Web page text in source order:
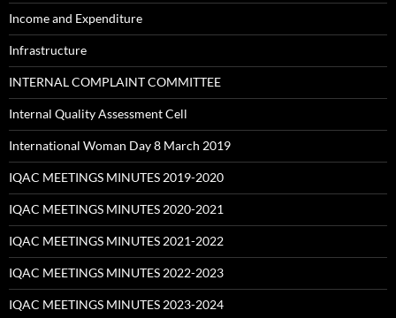
Income and Expenditure
Infrastructure
INTERNAL COMPLAINT COMMITTEE
Internal Quality Assessment Cell
International Woman Day 8 March 2019
IQAC MEETINGS MINUTES 2019-2020
IQAC MEETINGS MINUTES 2020-2021
IQAC MEETINGS MINUTES 2021-2022
IQAC MEETINGS MINUTES 2022-2023
IQAC MEETINGS MINUTES 2023-2024